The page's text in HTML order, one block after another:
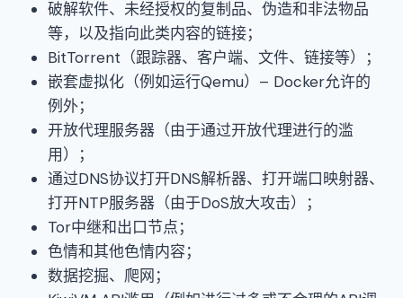
破解软件、未经授权的复制品、伪造和非法物品
等，以及指向此类内容的链接；
BitTorrent（跟踪器、客户端、文件、链接等）；
嵌套虚拟化（例如运行Qemu）– Docker允许的
例外；
开放代理服务器（由于通过开放代理进行的滥
用）；
通过DNS协议打开DNS解析器、打开端口映射器、
打开NTP服务器（由于DoS放大攻击）；
Tor中继和出口节点；
色情和其他色情内容；
数据挖掘、爬网；